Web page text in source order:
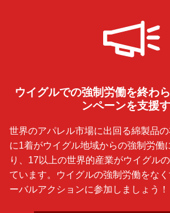
ウイグルでの強制労働を終わ
ンペーンを支援
世界のアパレル市場に出回る綿製品
に1着がウイグル地域からの強制労働
り、17以上の世界的産業がウイグル
ています。ウイグルの強制労働をな
ーバルアクションに参加しましょう！